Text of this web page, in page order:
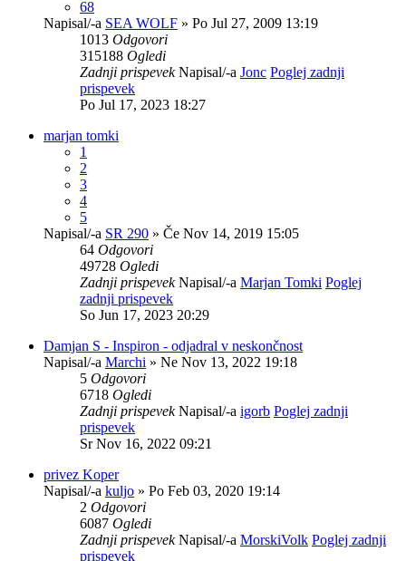
68
Napisal/-a SEA WOLF » Po Jul 27, 2009 13:19
1013 Odgovori
315188 Ogledi
Zadnji prispevekNapisal/-a Jonc Poglej zadnji
prispevek
Po Jul 17, 2023 18:27
marjan tomki
1
2
3
4
5
Napisal/-a SR 290 » Če Nov 14, 2019 15:05
64 Odgovori
49728 Ogledi
Zadnji prispevekNapisal/-a Marjan Tomki Poglej
zadnji prispevek
So Jun 17, 2023 20:29
Damjan S - Inspiron - odjadral v neskončnost
Napisal/-a Marchi » Ne Nov 13, 2022 19:18
5 Odgovori
6718 Ogledi
Zadnji prispevekNapisal/-a igorb Poglej zadnji
prispevek
Sr Nov 16, 2022 09:21
privez Koper
Napisal/-a kuljo » Po Feb 03, 2020 19:14
2 Odgovori
6087 Ogledi
Zadnji prispevekNapisal/-a MorskiVolk Poglej zadnji
prispevek